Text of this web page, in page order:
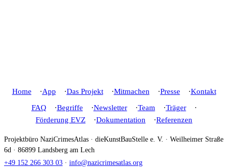
Home App Das Projekt Mitmachen Presse
Kontakt
FAQ
Begriffe Newsletter Team
Träger
Förderung EVZ
Dokumentation Referenzen
Projektbüro NaziCrimesAtlas · dieKunstBauStelle e. V. · Weilheimer Straße
6d · 86899 Landsberg am Lech
+49 152 266 303 03 · info@nazicrimesatlas.org